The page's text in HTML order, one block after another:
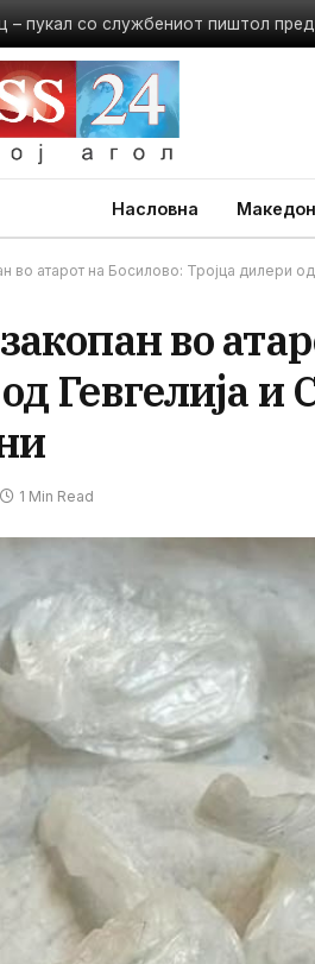
– пукал со службениот пиштол
Насловна
во атарот на Босилово: Тројца дилери
во
Гевгелија и
1 Min Read